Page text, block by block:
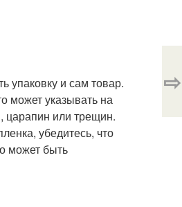
упаковку и сам товар.
может указывать на
царапин или трещин.
убедитесь, что
может быть
⇨